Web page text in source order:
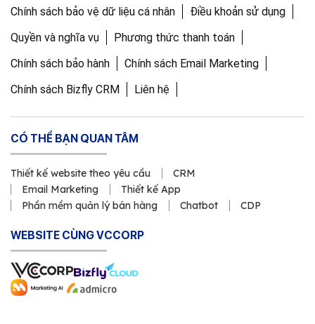
Chính sách bảo vệ dữ liệu cá nhân
Điều khoản sử dụng
Quyền và nghĩa vụ
Phương thức thanh toán
Chính sách bảo hành
Chính sách Email Marketing
Chính sách Bizfly CRM
Liên hệ
CÓ THỂ BẠN QUAN TÂM
Thiết kế website theo yêu cầu
CRM
Email Marketing
Thiết kế App
Phần mềm quản lý bán hàng
Chatbot CDP
WEBSITE CÙNG VCCORP